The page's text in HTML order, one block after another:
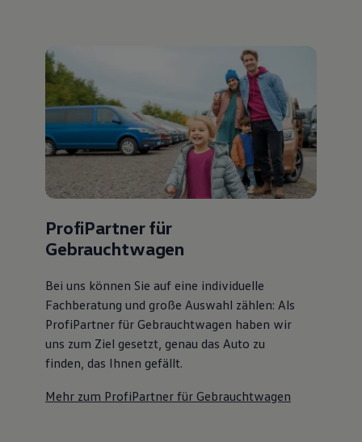
ProfiPartner für
Gebrauchtwagen
Bei uns können Sie auf eine individuelle
Fachberatung und große Auswahl zählen: Als
ProfiPartner für Gebrauchtwagen haben wir
uns zum Ziel gesetzt, genau das Auto zu
finden, das Ihnen gefällt.
Mehr zum ProfiPartner für Gebrauchtwagen